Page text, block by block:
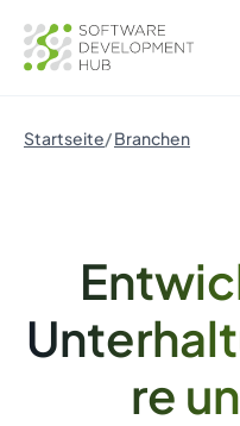
Startseite Branchen
re